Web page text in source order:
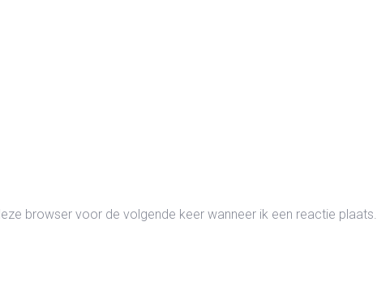
browser voor de volgende keer wanneer ik een reactie plaats.